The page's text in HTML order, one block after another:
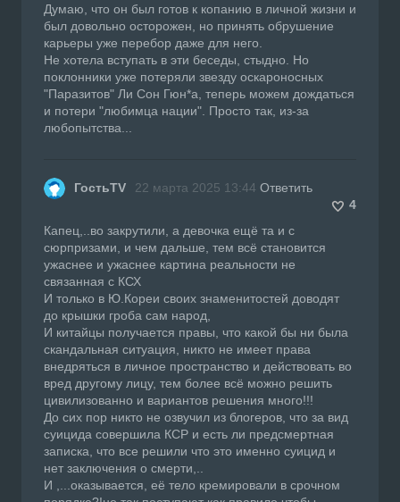
Думаю, что он был готов к копанию в личной жизни и
был довольно осторожен, но принять обрушение
карьеры уже перебор даже для него.
Не хотела вступать в эти беседы, стыдно. Но
поклонники уже потеряли звезду оскароносных
"Паразитов" Ли Сон Гюн*а, теперь можем дождаться
и потери "любимца нации". Просто так, из-за
любопытства...
ГостьTV 22 марта 2025 13:44 Ответить
4
Капец,..во закрутили, а девочка ещё та и с
сюрпризами, и чем дальше, тем всё становится
ужаснее и ужаснее картина реальности не
связанная с КСХ
И только в Ю.Кореи своих знаменитостей доводят
до крышки гроба сам народ,
И китайцы получается правы, что какой бы ни была
скандальная ситуация, никто не имеет права
внедряться в личное пространство и действовать во
вред другому лицу, тем более всё можно решить
цивилизованно и вариантов решения много!!!
До сих пор никто не озвучил из блогеров, что за вид
суицида совершила КСР и есть ли предсмертная
записка, что все решили что это именно суицид и
нет заключения о смерти,..
И ,...оказывается, её тело кремировали в срочном